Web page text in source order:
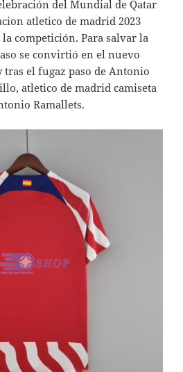
del Mundial de Qatar
atletico de madrid 2023
competición. Para salvar la
se convirtió en el nuevo
el fugaz paso de Antonio
atletico de madrid camiseta
Ramallets.